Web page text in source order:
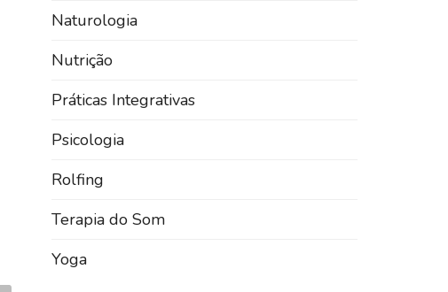
Naturologia
Nutrição
Práticas Integrativas
Psicologia
Rolfing
Terapia do Som
Yoga